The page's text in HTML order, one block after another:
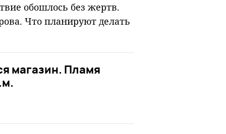
обошлось без жертв.
Что планируют делать
магазин. Пламя